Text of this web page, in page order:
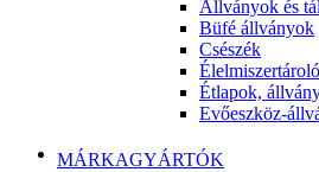
Állványok és
Büfé állványok
Csészék
Étlapok,
Evőeszköz-
MÁRKAGYÁRTÓK